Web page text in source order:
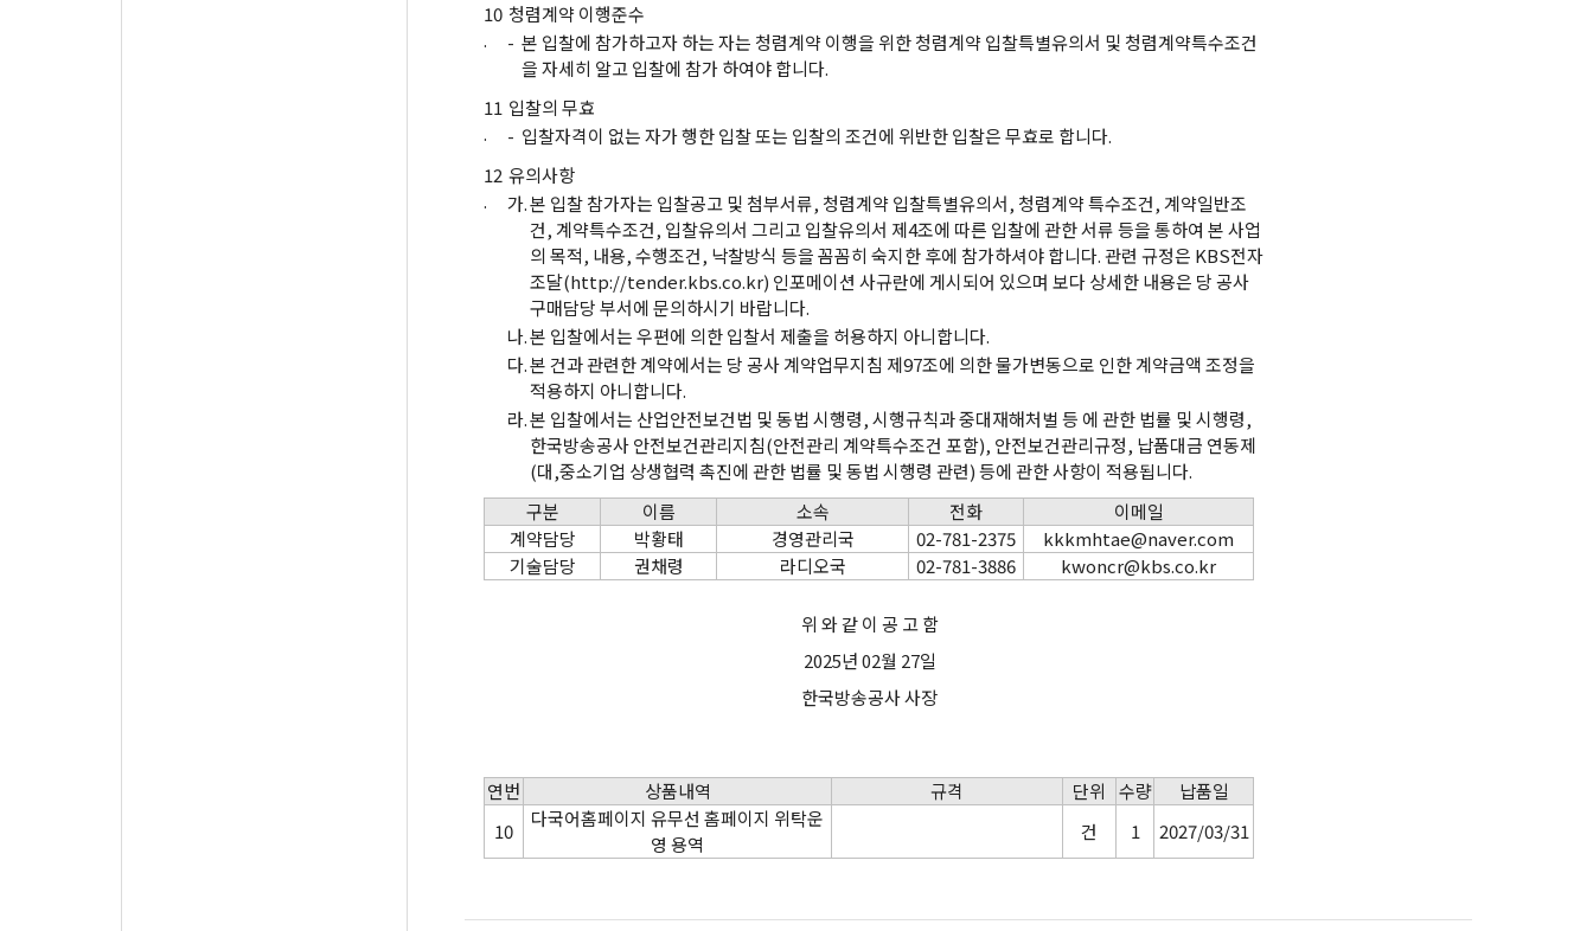
10
.
청렴계약 이행준수
- 본 입찰에 참가하고자 하는 자는 청렴계약 이행을 위한 청렴계약 입찰특별유의서 및 청렴계약특수조건
을 자세히 알고 입찰에 참가 하여야 합니다.
11
.
입찰의 무효
- 입찰자격이 없는 자가 행한 입찰 또는 입찰의 조건에 위반한 입찰은 무효로 합니다.
12
.
유의사항
가.본 입찰 참가자는 입찰공고 및 첨부서류, 청렴계약 입찰특별유의서, 청렴계약 특수조건, 계약일반조
건, 계약특수조건, 입찰유의서 그리고 입찰유의서 제4조에 따른 입찰에 관한 서류 등을 통하여 본 사업
의 목적, 내용, 수행조건, 낙찰방식 등을 꼼꼼히 숙지한 후에 참가하셔야 합니다. 관련 규정은 KBS전자
조달(http://tender.kbs.co.kr) 인포메이션 사규란에 게시되어 있으며 보다 상세한 내용은 당 공사
구매담당 부서에 문의하시기 바랍니다.
나.본 입찰에서는 우편에 의한 입찰서 제출을 허용하지 아니합니다.
다.본 건과 관련한 계약에서는 당 공사 계약업무지침 제97조에 의한 물가변동으로 인한 계약금액 조정을
적용하지 아니합니다.
라.본 입찰에서는 산업안전보건법 및 동법 시행령, 시행규칙과 중대재해처벌 등 에 관한 법률 및 시행령,
한국방송공사 안전보건관리지침(안전관리 계약특수조건 포함), 안전보건관리규정, 납품대금 연동제
(대,중소기업 상생협력 촉진에 관한 법률 및 동법 시행령 관련) 등에 관한 사항이 적용됩니다.
구분
이름 소속 전화
이메일
계약담당
박황태 경영관리국 02-781-2375
kkkmhtae@naver.com
기술담당
권채령 라디오국 02-781-3886 kwoncr@kbs.co.kr
위 와 같 이 공 고 함
2025년 02월 27일
한국방송공사 사장
연번 상품내역 규격 단위 수량
납품일
10
다국어홈페이지 유무선 홈페이지 위탁운
영 용역
건 1 2027/03/31